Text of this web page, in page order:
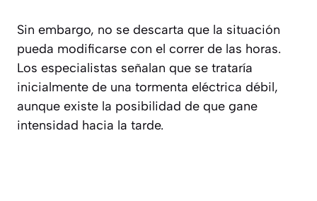
Sin embargo, no se descarta que la situación
pueda modificarse con el correr de las horas.
Los especialistas señalan que se trataría
inicialmente de una tormenta eléctrica débil,
aunque existe la posibilidad de que gane
intensidad hacia la tarde.